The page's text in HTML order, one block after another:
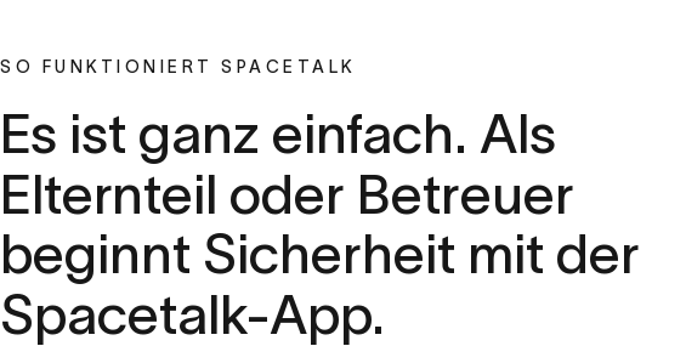
SO FUNKTIONIERT SPACETALK
Es ist ganz einfach. Als
Elternteil oder Betreuer
beginnt Sicherheit mit der
Spacetalk-App.